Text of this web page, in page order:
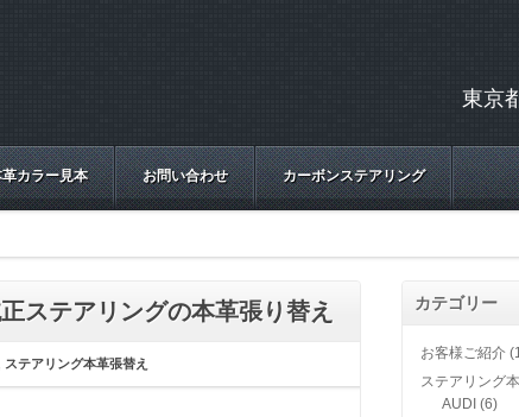
東京
カラー見本 お問い合わせ カーボンステアリング
ステアリングの本革張り替え
ステアリング本革張替え
カテゴリー
お客様ご紹介
ステアリング
AUDI (6)